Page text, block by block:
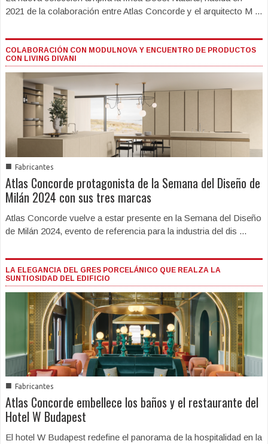
2021 de la colaboración entre Atlas Concorde y el arquitecto M ...
COLABORACIÓN CON MODULNOVA Y ENCUENTRO DE PRODUCTOS
CON LIVING DIVANI
■ Fabricantes
Atlas Concorde protagonista de la Semana del Diseño de
Milán 2024 con sus tres marcas
Atlas Concorde vuelve a estar presente en la Semana del Diseño
de Milán 2024, evento de referencia para la industria del dis ...
LA ELEGANCIA DEL GRES PORCELÁNICO QUE REALZA LA
SUNTIOSIDAD DEL EDIFICIO
■ Fabricantes
Atlas Concorde embellece los baños y el restaurante del
Hotel W Budapest
El hotel W Budapest redefine el panorama de la hospitalidad en la